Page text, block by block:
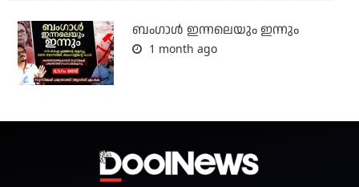
ബംഗാള്‍ ഇന്നലെയും ഇന്നും
1 month ago